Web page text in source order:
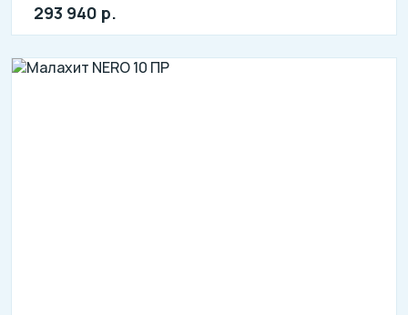
293 940 р.